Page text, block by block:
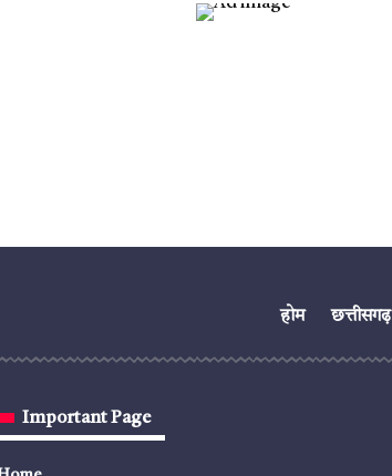
होम छत्तीसगढ़
Important Page